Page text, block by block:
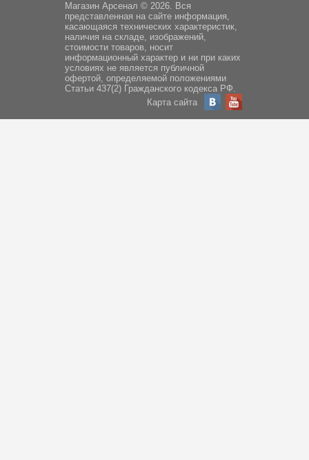
Магазин Арсенал © 2026. Вся
представленная на сайте информация,
касающаяся технических характеристик,
наличия на складе, изображений,
стоимости товаров, носит
информационный характер и ни при каких
условиях не является публичной
офертой, определяемой положениями
Статьи 437(2) Гражданского кодекса РФ.
Карта сайта